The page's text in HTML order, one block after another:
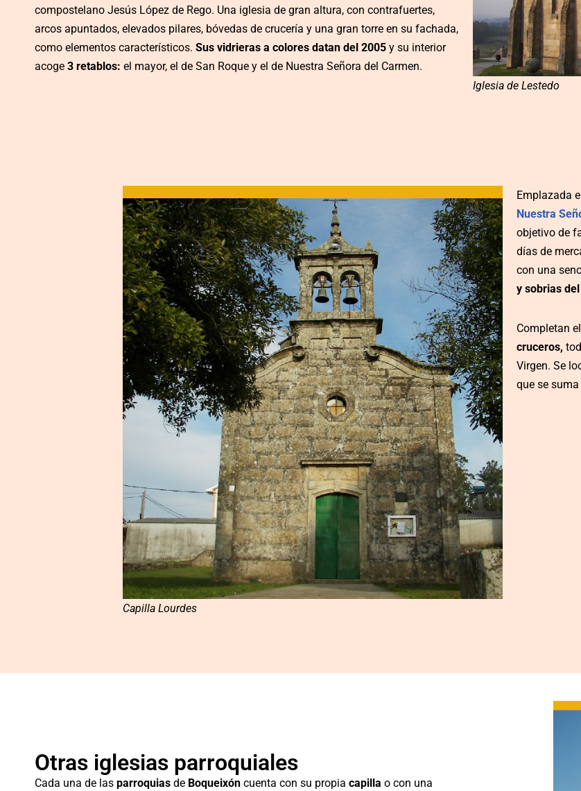
compostelano Jesús López de Rego. Una iglesia de gran altura, con contrafuertes,
arcos apuntados, elevados pilares, bóvedas de crucería y una gran torre en su fachada,
como elementos característicos.Sus vidrieras a colores datan del 2005 y su interior
acoge3 retablos: el mayor, el de San Roque y el de Nuestra Señora del Carmen.
Iglesia de Lestedo
Capilla Lourdes
Emplazada
Nuestra
objetivo de
días de
con una
y sobrias
Completan
cruceros,
Virgen. Se
que se suma
Otras iglesias parroquiales
Cada una de lasparroquias de Boqueixón cuenta con su propiacapilla o con una